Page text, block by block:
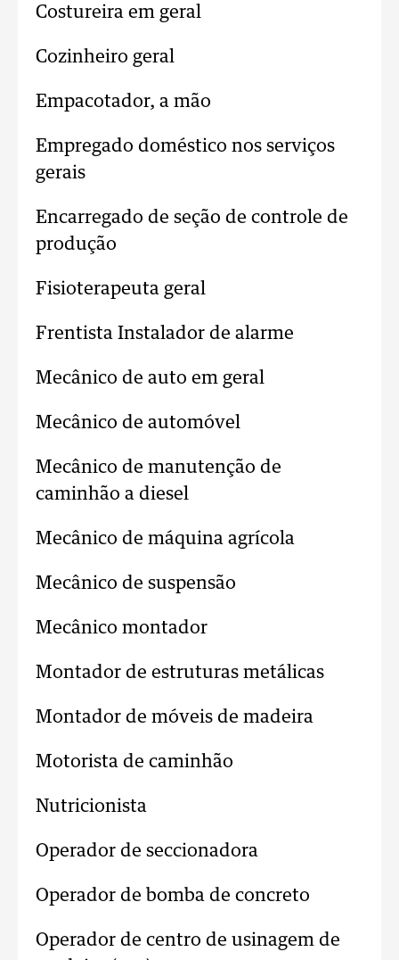
Costureira em geral
Cozinheiro geral
Empacotador, a mão
Empregado doméstico nos serviços
gerais
Encarregado de seção de controle de
produção
Fisioterapeuta geral
Frentista Instalador de alarme
Mecânico de auto em geral
Mecânico de automóvel
Mecânico de manutenção de
caminhão a diesel
Mecânico de máquina agrícola
Mecânico de suspensão
Mecânico montador
Montador de estruturas metálicas
Montador de móveis de madeira
Motorista de caminhão
Nutricionista
Operador de seccionadora
Operador de bomba de concreto
Operador de centro de usinagem de